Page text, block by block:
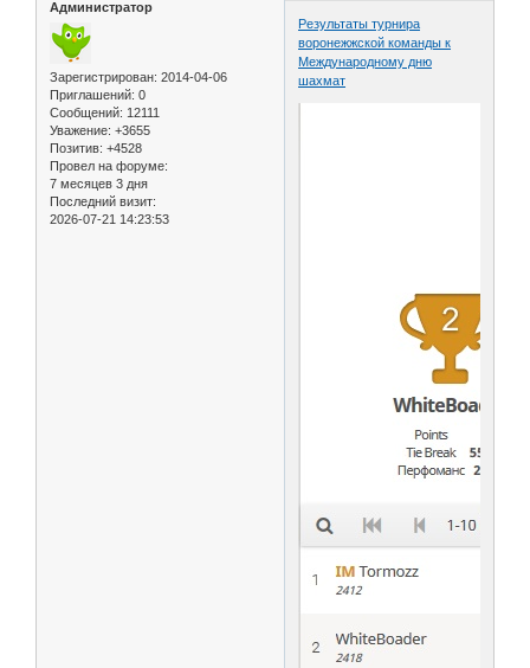
Администратор
Зарегистрирован: 2014-04-06
Приглашений: 0
Сообщений: 12111
Уважение: +3655
Позитив: +4528
Провел на форуме:
7 месяцев 3 дня
Последний визит:
2026-07-21 14:23:53
Результаты турнира
воронежжской команды к
Международному дню
шахмат